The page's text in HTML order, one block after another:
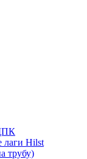
лаги Hilst
трубу)